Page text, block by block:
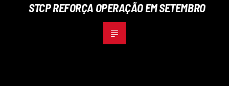
STCP REFORÇA OPERAÇÃO EM SETEMBRO